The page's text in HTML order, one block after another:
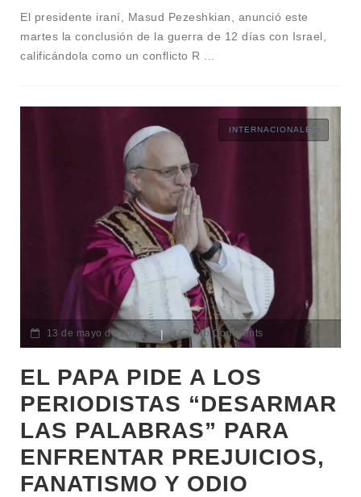
El presidente iraní, Masud Pezeshkian, anunció este
martes la conclusión de la guerra de 12 días con Israel,
calificándola como un conflicto R
INTERNACIONALES
13 de mayo de 2025 | No Comments
EL PAPA PIDE A LOS
PERIODISTAS “DESARMAR
LAS PALABRAS” PARA
ENFRENTAR PREJUICIOS,
FANATISMO Y ODIO